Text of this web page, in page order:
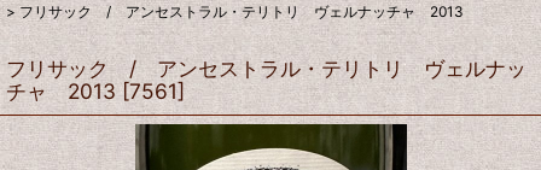
> フリサック / アンセストラル・テリトリ ヴェルナッチャ 2013
フリサック / アンセストラル・テリトリ ヴェルナッ
チャ 2013 [7561]